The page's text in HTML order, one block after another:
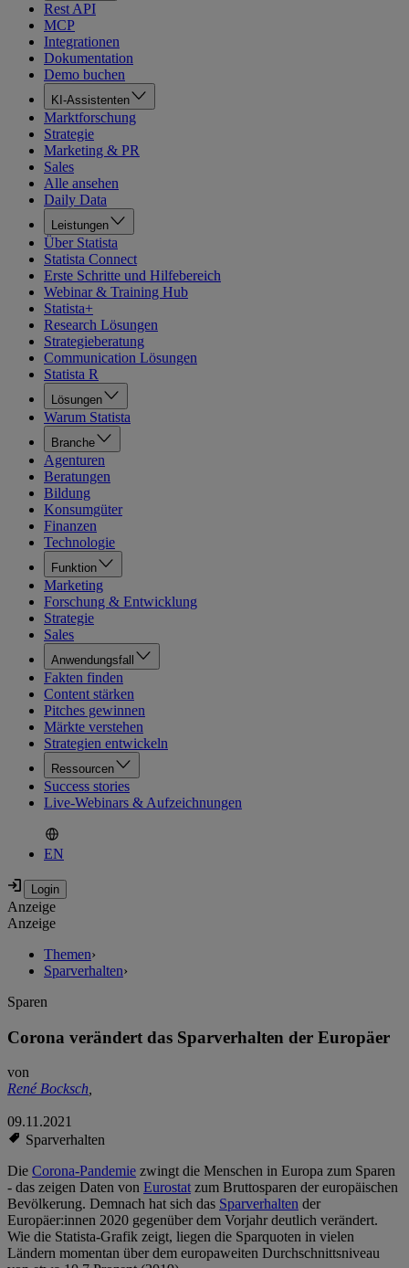
Rest API
MCP
Integrationen
Dokumentation
Demo buchen
KI-Assistenten
Marktforschung
Strategie
Marketing & PR
Sales
Alle ansehen
Daily Data
Leistungen
Über Statista
Statista Connect
Erste Schritte und Hilfebereich
Webinar & Training Hub
Statista+
Research Lösungen
Strategieberatung
Communication Lösungen
Statista R
Lösungen
Warum Statista
Branche
Agenturen
Beratungen
Bildung
Konsumgüter
Finanzen
Technologie
Funktion
Marketing
Forschung & Entwicklung
Strategie
Sales
Anwendungsfall
Fakten finden
Content stärken
Pitches gewinnen
Märkte verstehen
Strategien entwickeln
Ressourcen
Success stories
Live-Webinars & Aufzeichnungen
EN
Anzeige
Anzeige
Themen›
Sparverhalten›
Sparen
Corona verändert das Sparverhalten der Europäer
von
René Bocksch,
09.11.2021
Sparverhalten
Die Corona-Pandemie zwingt die Menschen in Europa zum Sparen
- das zeigen Daten von Eurostatzum Bruttosparen der europäischen
Bevölkerung. Demnach hat sich das Sparverhalten der
Europäer:innen 2020 gegenüber dem Vorjahr deutlich verändert.
Wie die Statista-Grafik zeigt, liegen die Sparquoten in vielen
Ländern momentan über dem europaweiten Durchschnittsniveau